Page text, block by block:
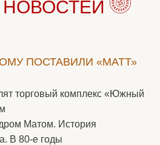
НОВОСТЕЙ
ПОСТАВИЛИ «МАТТ»
торговый комплекс «Южный
Матом. История
В 80-е годы